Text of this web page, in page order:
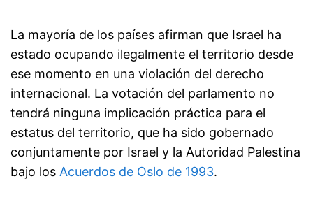
La mayoría de los países afirman que Israel ha
estado ocupando ilegalmente el territorio desde
ese momento en una violación del derecho
internacional. La votación del parlamento no
tendrá ninguna implicación práctica para el
estatus del territorio, que ha sido gobernado
conjuntamente por Israel y la Autoridad Palestina
bajo los Acuerdos de Oslo de 1993.